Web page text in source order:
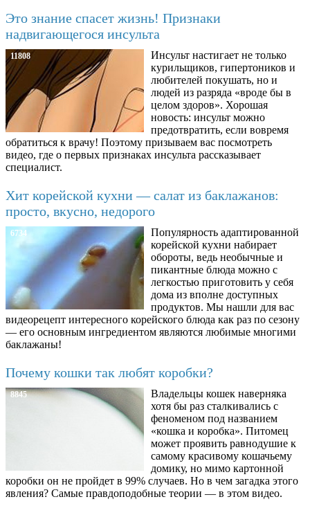
Это знание спасет жизнь! Признаки
надвигающегося инсульта
11808
Инсульт настигает не только
курильщиков, гипертоников и
любителей покушать, но и
людей из разряда «вроде бы в
целом здоров». Хорошая
новость: инсульт можно
предотвратить, если вовремя
обратиться к врачу! Поэтому призываем вас посмотреть
видео, где о первых признаках инсульта рассказывает
специалист.
Хит корейской кухни — салат из баклажанов:
просто, вкусно, недорого
6734
Популярность адаптированной
корейской кухни набирает
обороты, ведь необычные и
пикантные блюда можно с
легкостью приготовить у себя
дома из вполне доступных
продуктов. Мы нашли для вас
видеорецепт интересного корейского блюда как раз по сезону
— его основным ингредиентом являются любимые многими
баклажаны!
Почему кошки так любят коробки?
8845
Владельцы кошек наверняка
хотя бы раз сталкивались с
феноменом под названием
«кошка и коробка». Питомец
может проявить равнодушие к
самому красивому кошачьему
домику, но мимо картонной
коробки он не пройдет в 99% случаев. Но в чем загадка этого
явления? Самые правдоподобные теории — в этом видео.